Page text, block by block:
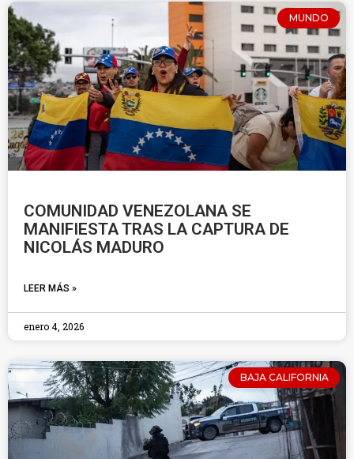
MUNDO
COMUNIDAD VENEZOLANA SE
MANIFIESTA TRAS LA CAPTURA DE
NICOLÁS MADURO
LEER MÁS »
enero 4, 2026
BAJA CALIFORNIA